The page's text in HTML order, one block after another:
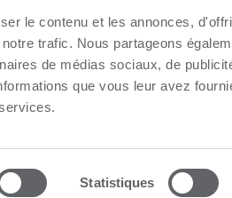
le contenu et les annonces,
trafic. Nous partageons
de médias sociaux, de
que vous leur avez
Statistiques